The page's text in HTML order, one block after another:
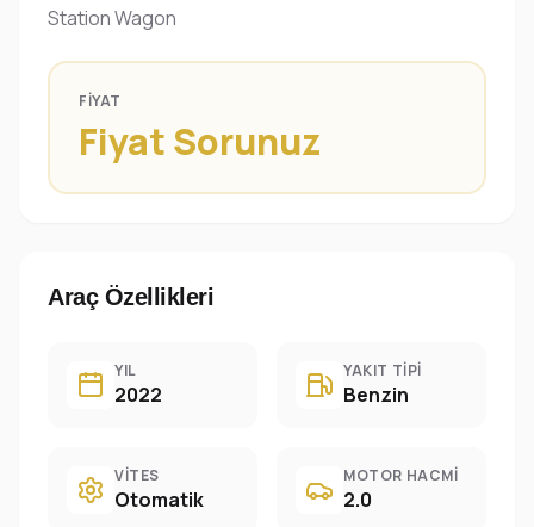
Station Wagon
FIYAT
Fiyat Sorunuz
Araç Özellikleri
YIL
2022
YAKIT TIPI
Benzin
VITES
Otomatik
MOTOR HACMI
2.0